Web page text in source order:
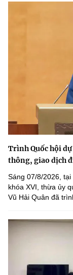
Trình Quốc hội
thông, giao dịch
Sáng 07/8/2026,
khóa XVI, thừa ủy
Vũ Hải Quân đã